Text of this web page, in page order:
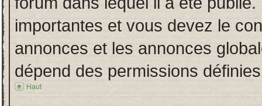
importantes et vous devez le
annonces et les annonces
dépend des permissions
Haut